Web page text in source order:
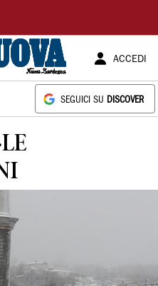
ACCEDI
SEGUICI SU DISCOVER